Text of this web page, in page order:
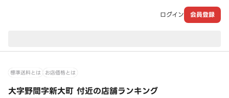
ログイン 会員登録
標準送料とは お店価格とは
大字野間字新大町 付近の店舗ランキング